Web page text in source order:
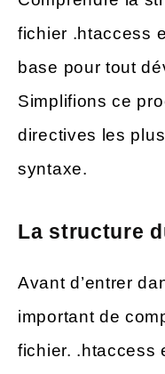
fichier .htaccess
base pour tout
Simplifions ce
directives les
syntaxe.
La structure
Avant d’entrer
important de
fichier. .htaccess